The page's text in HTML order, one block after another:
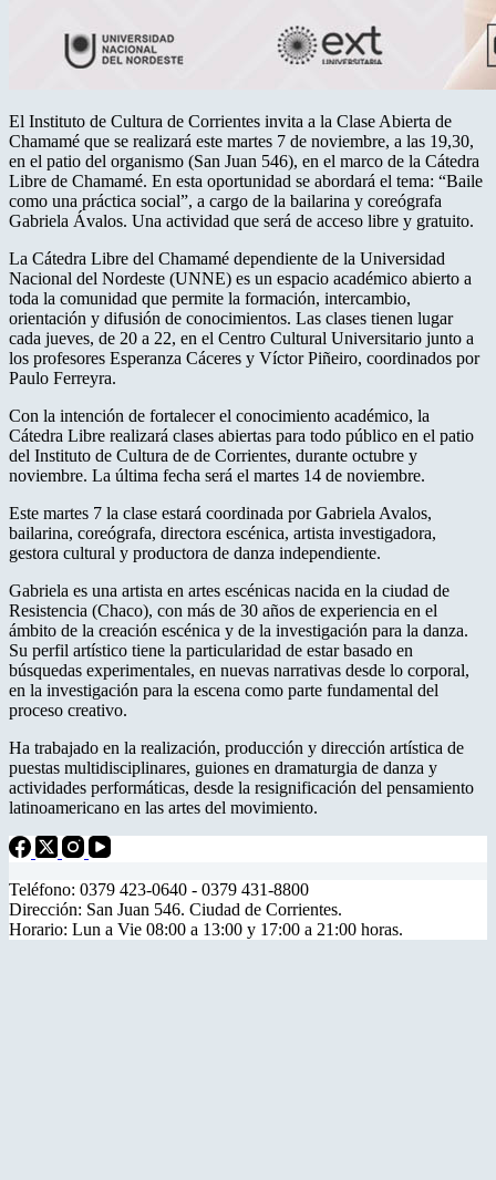
El Instituto de Cultura de Corrientes invita a la Clase Abierta de
Chamamé que se realizará este martes 7 de noviembre, a las 19,30,
en el patio del organismo (San Juan 546), en el marco de la Cátedra
Libre de Chamamé. En esta oportunidad se abordará el tema: “Baile
como una práctica social”, a cargo de la bailarina y coreógrafa
Gabriela Ávalos. Una actividad que será de acceso libre y gratuito.
La Cátedra Libre del Chamamé dependiente de la Universidad
Nacional del Nordeste (UNNE) es un espacio académico abierto a
toda la comunidad que permite la formación, intercambio,
orientación y difusión de conocimientos. Las clases tienen lugar
cada jueves, de 20 a 22, en el Centro Cultural Universitario junto a
los profesores Esperanza Cáceres y Víctor Piñeiro, coordinados por
Paulo Ferreyra.
Con la intención de fortalecer el conocimiento académico, la
Cátedra Libre realizará clases abiertas para todo público en el patio
del Instituto de Cultura de de Corrientes, durante octubre y
noviembre. La última fecha será el martes 14 de noviembre.
Este martes 7 la clase estará coordinada por Gabriela Avalos,
bailarina, coreógrafa, directora escénica, artista investigadora,
gestora cultural y productora de danza independiente.
Gabriela es una artista en artes escénicas nacida en la ciudad de
Resistencia (Chaco), con más de 30 años de experiencia en el
ámbito de la creación escénica y de la investigación para la danza.
Su perfil artístico tiene la particularidad de estar basado en
búsquedas experimentales, en nuevas narrativas desde lo corporal,
en la investigación para la escena como parte fundamental del
proceso creativo.
Ha trabajado en la realización, producción y dirección artística de
puestas multidisciplinares, guiones en dramaturgia de danza y
actividades performáticas, desde la resignificación del pensamiento
latinoamericano en las artes del movimiento.
Teléfono: 0379 423-0640 - 0379 431-8800
Dirección: San Juan 546. Ciudad de Corrientes.
Horario: Lun a Vie 08:00 a 13:00 y 17:00 a 21:00 horas.